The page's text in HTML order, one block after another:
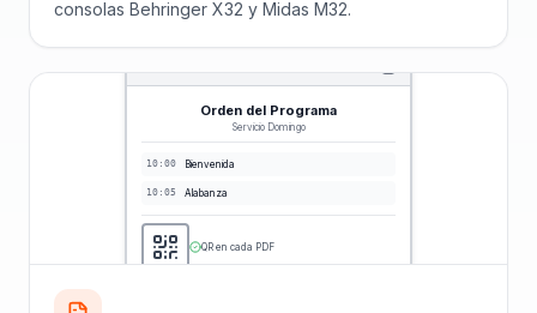
consolas Behringer X32 y Midas M32.
Orden del Programa
Servicio Domingo
10:00 Bienvenida
10:05 Alabanza
QR en cada PDF